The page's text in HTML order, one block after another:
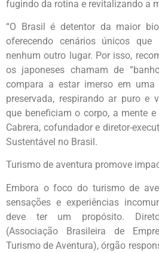
fugindo da rotina e revitalizando a
“O Brasil é detentor da maior
oferecendo cenários únicos
nenhum outro lugar. Por isso,
os japoneses chamam de
compara a estar imerso em uma
preservada, respirando ar puro e
que beneficiam o corpo, a mente
Cabrera, cofundador e diretor-
Sustentável no Brasil.
Turismo de aventura promove
Embora o foco do turismo de
sensações e experiências
deve ter um propósito.
(Associação Brasileira de
Turismo de Aventura), órgão